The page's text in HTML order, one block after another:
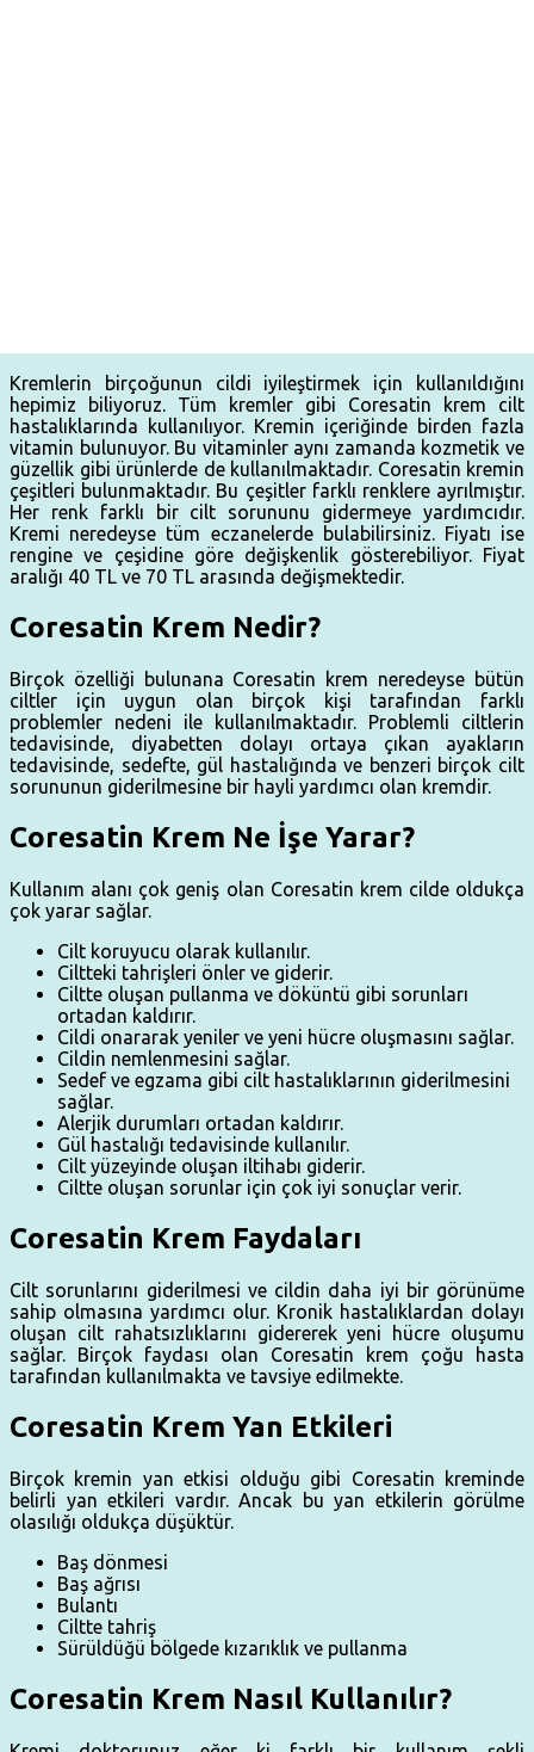
Kremlerin birçoğunun cildi iyileştirmek için kullanıldığını
hepimiz biliyoruz. Tüm kremler gibi Coresatin krem cilt
hastalıklarında kullanılıyor. Kremin içeriğinde birden fazla
vitamin bulunuyor. Bu vitaminler aynı zamanda kozmetik ve
güzellik gibi ürünlerde de kullanılmaktadır. Coresatin kremin
çeşitleri bulunmaktadır. Bu çeşitler farklı renklere ayrılmıştır.
Her renk farklı bir cilt sorununu gidermeye yardımcıdır.
Kremi neredeyse tüm eczanelerde bulabilirsiniz. Fiyatı ise
rengine ve çeşidine göre değişkenlik gösterebiliyor. Fiyat
aralığı 40 TL ve 70 TL arasında değişmektedir.
Coresatin Krem Nedir?
Birçok özelliği bulunana Coresatin krem neredeyse bütün
ciltler için uygun olan birçok kişi tarafından farklı
problemler nedeni ile kullanılmaktadır. Problemli ciltlerin
tedavisinde, diyabetten dolayı ortaya çıkan ayakların
tedavisinde, sedefte, gül hastalığında ve benzeri birçok cilt
sorununun giderilmesine bir hayli yardımcı olan kremdir.
Coresatin Krem Ne İşe Yarar?
Kullanım alanı çok geniş olan Coresatin krem cilde oldukça
çok yarar sağlar.
Cilt koruyucu olarak kullanılır.
Ciltteki tahrişleri önler ve giderir.
Ciltte oluşan pullanma ve döküntü gibi sorunları
ortadan kaldırır.
Cildi onararak yeniler ve yeni hücre oluşmasını sağlar.
Cildin nemlenmesini sağlar.
Sedef ve egzama gibi cilt hastalıklarının giderilmesini
sağlar.
Alerjik durumları ortadan kaldırır.
Gül hastalığı tedavisinde kullanılır.
Cilt yüzeyinde oluşan iltihabı giderir.
Ciltte oluşan sorunlar için çok iyi sonuçlar verir.
Coresatin Krem Faydaları
Cilt sorunlarını giderilmesi ve cildin daha iyi bir görünüme
sahip olmasına yardımcı olur. Kronik hastalıklardan dolayı
oluşan cilt rahatsızlıklarını gidererek yeni hücre oluşumu
sağlar. Birçok faydası olan Coresatin krem çoğu hasta
tarafından kullanılmakta ve tavsiye edilmekte.
Coresatin Krem Yan Etkileri
Birçok kremin yan etkisi olduğu gibi Coresatin kreminde
belirli yan etkileri vardır. Ancak bu yan etkilerin görülme
olasılığı oldukça düşüktür.
Baş dönmesi
Baş ağrısı
Bulantı
Ciltte tahriş
Sürüldüğü bölgede kızarıklık ve pullanma
Coresatin Krem Nasıl Kullanılır?